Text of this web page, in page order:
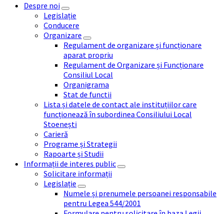
Despre noi
Legislație
Conducere
Organizare
Regulament de organizare și funcționare
aparat propriu
Regulament de Organizare și Funcționare
Consiliul Local
Organigrama
Stat de functii
Lista și datele de contact ale instituțiilor care
funcționează în subordinea Consiliului Local
Stoenești
Carieră
Programe și Strategii
Rapoarte și Studii
Informații de interes public
Solicitare informații
Legislație
Numele și prenumele persoanei responsabile
pentru Legea 544/2001